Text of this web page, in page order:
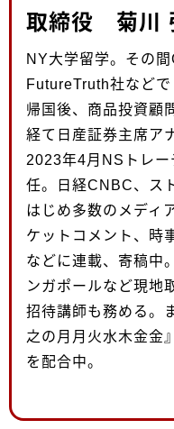
取締役 菊川
NY大学留学。その
FutureTruth社などで
帰国後、商品投資顧
経て日産証券主席ア
2023年4月NSトレー
任。日経CNBC、ス
はじめ多数のメディ
ケットコメント、時
などに連載、寄稿中
ンガポールなど現地
招待講師も務める。
之の月月火水木金金
を配合中。